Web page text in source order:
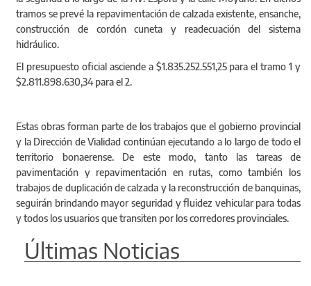
tramos se prevé la repavimentación de calzada existente, ensanche,
construcción de cordón cuneta y readecuación del sistema
hidráulico.
El presupuesto oficial asciende a $1.835.252.551,25 para el tramo 1 y
$2.811.898.630,34 para el 2.
Estas obras forman parte de los trabajos que el gobierno provincial
y la Dirección de Vialidad continúan ejecutando a lo largo de todo el
territorio bonaerense. De este modo, tanto las tareas de
pavimentación y repavimentación en rutas, como también los
trabajos de duplicación de calzada y la reconstrucción de banquinas,
seguirán brindando mayor seguridad y fluidez vehicular para todas
y todos los usuarios que transiten por los corredores provinciales.
Últimas Noticias